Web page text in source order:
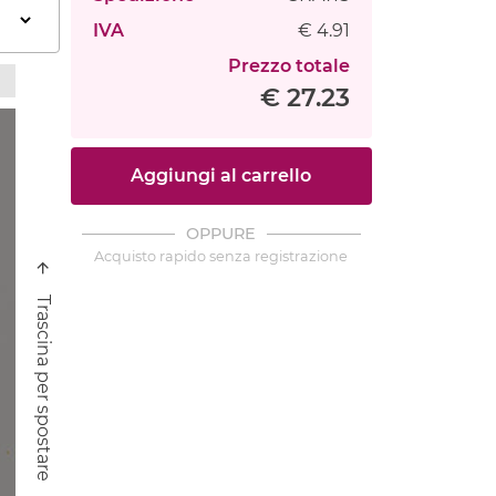
Trascina per spostare
IVA
€ 4.91
Prezzo totale
€ 27.23
Aggiungi al carrello
OPPURE
Acquisto rapido senza registrazione